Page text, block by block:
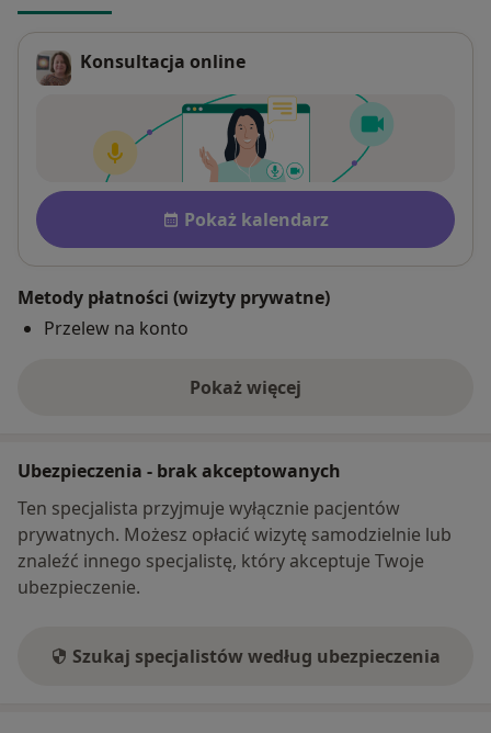
Konsultacja online
Dostępność
Pokaż kalendarz
Metody płatności (wizyty prywatne)
Przelew na konto
Pokaż więcej
o adresie
Ubezpieczenia - brak akceptowanych
Ten specjalista przyjmuje wyłącznie pacjentów
prywatnych. Możesz opłacić wizytę samodzielnie lub
znaleźć innego specjalistę, który akceptuje Twoje
ubezpieczenie.
Szukaj specjalistów według ubezpieczenia